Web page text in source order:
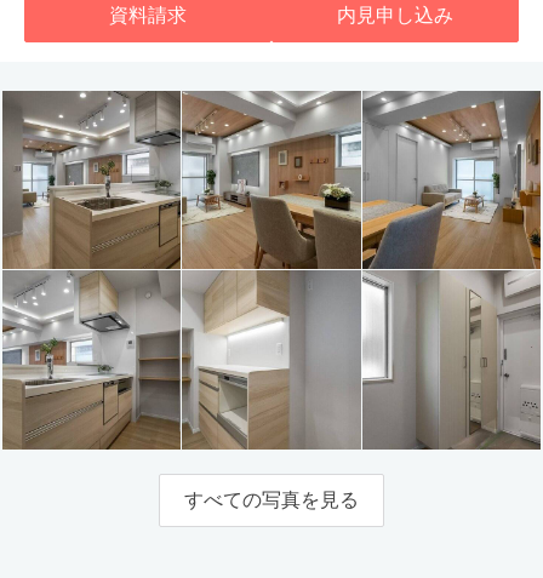
資料請求 内見申し込み
すべての写真を見る